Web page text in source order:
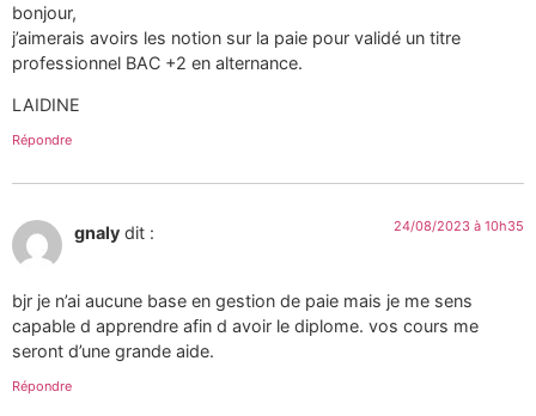
bonjour,
j’aimerais avoirs les notion sur la paie pour validé un titre
professionnel BAC +2 en alternance.
LAIDINE
Répondre
gnaly dit : 24/08/2023 à 10h35
bjr je n’ai aucune base en gestion de paie mais je me sens
capable d apprendre afin d avoir le diplome. vos cours me
seront d’une grande aide.
Répondre